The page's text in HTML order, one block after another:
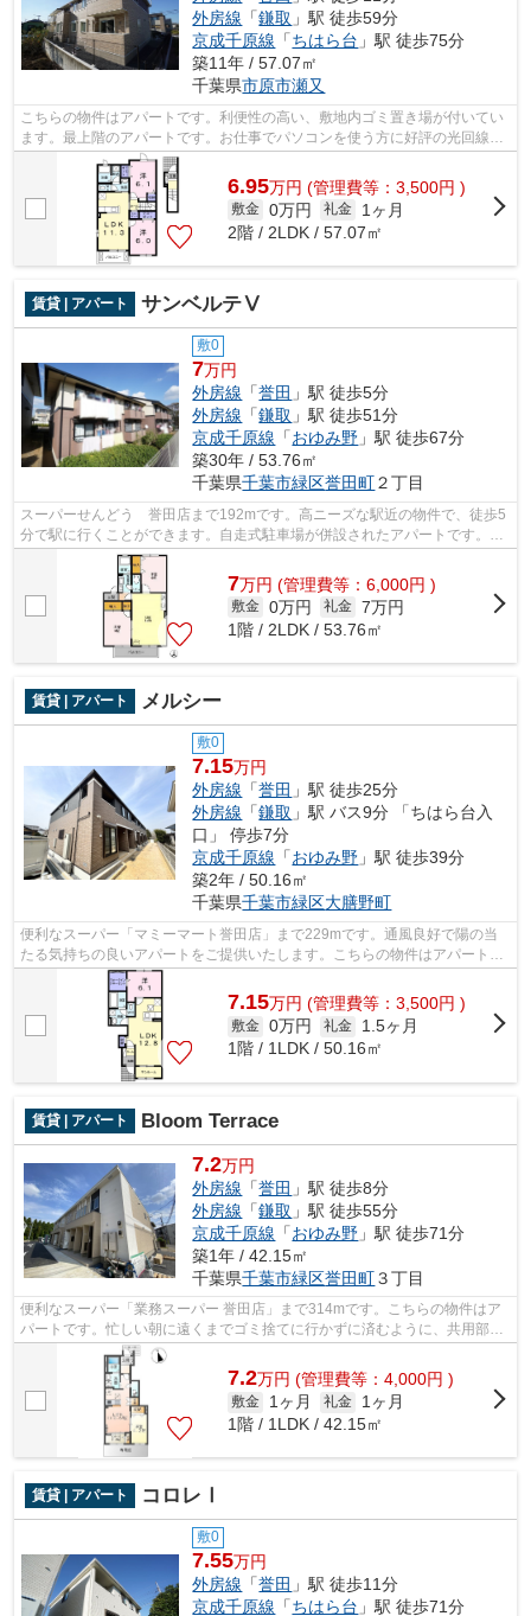
外房線 「鎌取 」駅 徒歩59分
京成千原線 「ちはら台 」駅 徒歩75分
築11年 / 57.07㎡
千葉県市原市瀬又
こちらの物件はアパートです。利便性の高い、敷地内ゴミ置き場が付いてい
ます。最上階のアパートです。お仕事でパソコンを使う方に好評の光回線導
入の物件です。外房線誉田周辺の株式...
6.95万円 (管理費等：3,500円 )
敷金 0万円 礼金
1ヶ月
2階 / 2LDK / 57.07㎡
賃貸 | アパート サンベルテⅤ
敷0
7万円
外房線 「誉田 」駅 徒歩5分
外房線 「鎌取 」駅 徒歩51分
京成千原線 「おゆみ野 」駅 徒歩67分
築30年 / 53.76㎡
千葉県千葉市緑区誉田町２丁目
スーパーせんどう 誉田店まで192mです。高ニーズな駅近の物件で、徒歩5
分で駅に行くことができます。自走式駐車場が併設されたアパートです。イ
ンターネットの使用が可能な物件です。...
7万円 (管理費等：6,000円 )
敷金 0万円 礼金 7万円
1階 / 2LDK / 53.76㎡
賃貸 | アパート メルシー
敷0
7.15万円
外房線 「誉田 」駅 徒歩25分
外房線 「鎌取 」駅 バス9分 「ちはら台入
口」 停歩7分
京成千原線 「おゆみ野 」駅 徒歩39分
築2年 / 50.16㎡
千葉県千葉市緑区大膳野町
便利なスーパー「マミーマート誉田店」まで229mです。通風良好で陽の当
たる気持ちの良いアパートをご提供いたします。こちらの物件はアパートで
す。お家の中でパソコンを快適に使える...
7.15万円 (管理費等：3,500円 )
敷金 0万円 礼金
1.5ヶ月
1階 / 1LDK / 50.16㎡
賃貸 | アパート Bloom Terrace
7.2万円
外房線 「誉田 」駅 徒歩8分
外房線 「鎌取 」駅 徒歩55分
京成千原線 「おゆみ野 」駅 徒歩71分
築1年 / 42.15㎡
千葉県千葉市緑区誉田町３丁目
便利なスーパー「業務スーパー 誉田店」まで314mです。こちらの物件はア
パートです。忙しい朝に遠くまでゴミ捨てに行かずに済むように、共用部に
ゴミ置き場が付いています。インターネ...
7.2万円 (管理費等：4,000円 )
敷金 1ヶ月 礼金
1ヶ月
1階 / 1LDK / 42.15㎡
賃貸 | アパート コロレⅠ
敷0
7.55万円
外房線 「誉田 」駅 徒歩11分
京成千原線 「ちはら台 」駅 徒歩71分